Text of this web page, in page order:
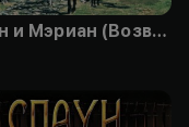
Робин и Мэриан (Возвращение Робин Гуда)